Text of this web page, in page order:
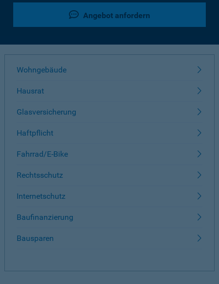
Angebot anfordern
Wohngebäude
Hausrat
Glasversicherung
Haftpflicht
Fahrrad/E-Bike
Rechtsschutz
Internetschutz
Baufinanzierung
Bausparen